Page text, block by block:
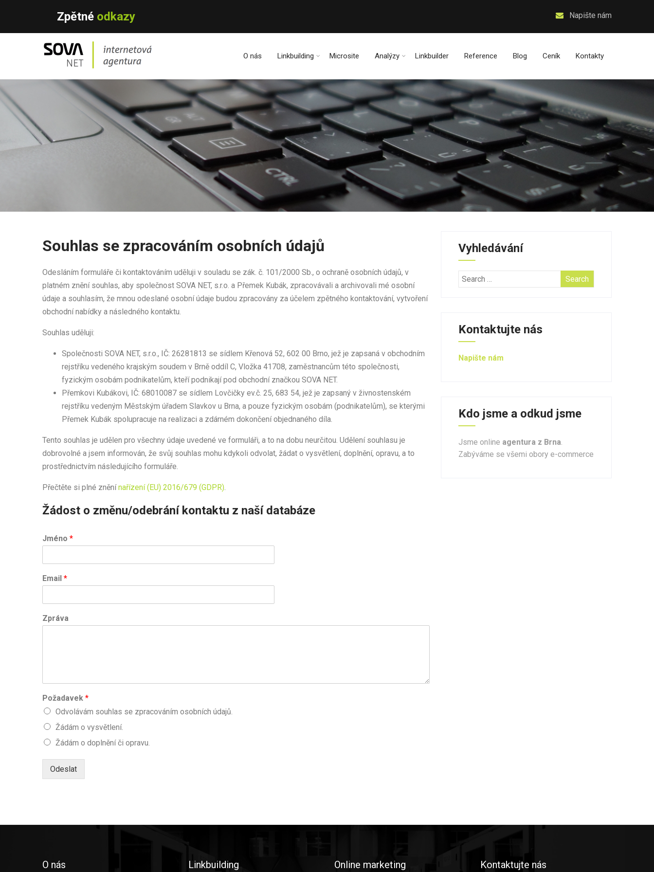
Zpětné odkazy Napište nám
O nás Linkbuilding Microsite Analýzy Linkbuilder Reference Blog Ceník Kontakty
Souhlas se zpracováním osobních údajů
Odesláním formuláře či kontaktováním uděluji v souladu se zák. č. 101/2000 Sb., o ochraně osobních údajů, v
platném znění souhlas, aby společnost SOVA NET, s.r.o. a Přemek Kubák, zpracovávali a archivovali mé osobní
údaje a souhlasím, že mnou odeslané osobní údaje budou zpracovány za účelem zpětného kontaktování, vytvoření
obchodní nabídky a následného kontaktu.
Souhlas uděluji:
Společnosti SOVA NET, s.r.o., IČ: 26281813 se sídlem Křenová 52, 602 00 Brno, jež je zapsaná v obchodním
rejstříku vedeného krajským soudem v Brně oddíl C, Vložka 41708, zaměstnancům této společnosti,
fyzickým osobám podnikatelům, kteří podnikají pod obchodní značkou SOVA NET.
Přemkovi Kubákovi, IČ: 68010087 se sídlem Lovčičky ev.č. 25, 683 54, jež je zapsaný v živnostenském
rejstříku vedeným Městským úřadem Slavkov u Brna, a pouze fyzickým osobám (podnikatelům), se kterými
Přemek Kubák spolupracuje na realizaci a zdárném dokončení objednaného díla.
Tento souhlas je udělen pro všechny údaje uvedené ve formuláři, a to na dobu neurčitou. Udělení souhlasu je
dobrovolné a jsem informován, že svůj souhlas mohu kdykoli odvolat, žádat o vysvětlení, doplnění, opravu, a to
prostřednictvím následujícího formuláře.
Přečtěte si plné zněnínařízení (EU) 2016/679 (GDPR).
Žádost o změnu/odebrání kontaktu z naší databáze
Jméno *
Email *
Zpráva
Požadavek *
Odvolávám souhlas se zpracováním osobních údajů.
Žádám o vysvětlení.
Žádám o doplnění či opravu.
Odeslat
Vyhledávání
Kontaktujte nás
Napište nám
Kdo jsme a odkud jsme
Jsme online agentura z Brna.
Zabýváme se všemi obory e-commerce
O nás Linkbuilding Online marketing Kontaktujte nás